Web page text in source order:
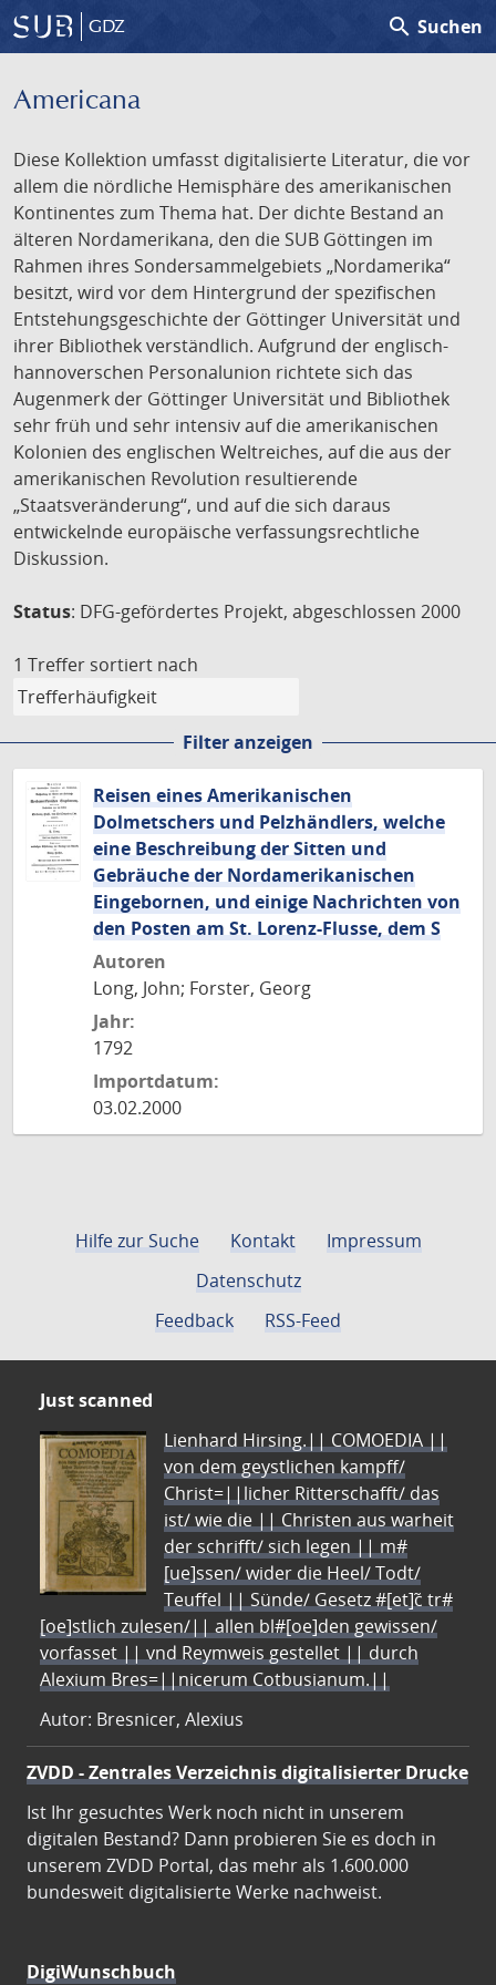
GDZ search Suchen
Americana
Diese Kollektion umfasst digitalisierte Literatur, die vor
allem die nördliche Hemisphäre des amerikanischen
Kontinentes zum Thema hat. Der dichte Bestand an
älteren Nordamerikana, den die SUB Göttingen im
Rahmen ihres Sondersammelgebiets „Nordamerika“
besitzt, wird vor dem Hintergrund der spezifischen
Entstehungsgeschichte der Göttinger Universität und
ihrer Bibliothek verständlich. Aufgrund der englisch-
hannoverschen Personalunion richtete sich das
Augenmerk der Göttinger Universität und Bibliothek
sehr früh und sehr intensiv auf die amerikanischen
Kolonien des englischen Weltreiches, auf die aus der
amerikanischen Revolution resultierende
„Staatsveränderung“, und auf die sich daraus
entwickelnde europäische verfassungsrechtliche
Diskussion.
Status: DFG-gefördertes Projekt, abgeschlossen 2000
1 Treffer sortiert nach
Filter anzeigen
Reisen eines Amerikanischen
Dolmetschers und Pelzhändlers, welche
eine Beschreibung der Sitten und
Gebräuche der Nordamerikanischen
Eingebornen, und einige Nachrichten von
den Posten am St. Lorenz-Flusse, dem S
Autoren
Long, John; Forster, Georg
Jahr:
1792
Importdatum:
03.02.2000
Hilfe zur Suche Kontakt
Impressum
Datenschutz
Feedback
RSS-Feed
Just scanned
Lienhard Hirsing.|| COMOEDIA ||
von dem geystlichen kampff/
Christ=||licher Ritterschafft/ das
ist/ wie die || Christen aus warheit
der schrifft/ sich legen || m#
[ue]ssen/ wider die Heel/ Todt/
Teuffel || Sünde/ Gesetz #[et]c̃ tr#
[oe]stlich zulesen/|| allen bl#[oe]den gewissen/
vorfasset || vnd Reymweis gestellet || durch
Alexium Bres=||nicerum Cotbusianum.||
Autor: Bresnicer, Alexius
ZVDD - Zentrales Verzeichnis digitalisierter Drucke
Ist Ihr gesuchtes Werk noch nicht in unserem
digitalen Bestand? Dann probieren Sie es doch in
unserem ZVDD Portal, das mehr als 1.600.000
bundesweit digitalisierte Werke nachweist.
DigiWunschbuch